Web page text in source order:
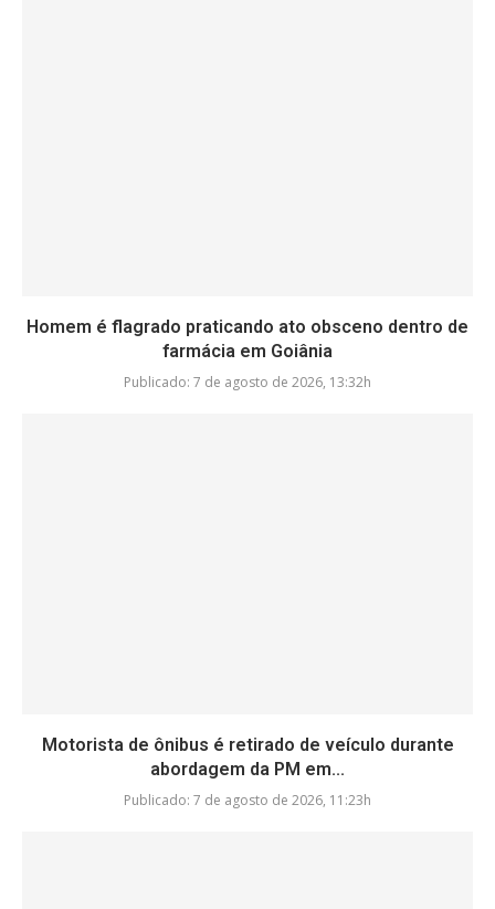
Homem é flagrado praticando ato obsceno dentro de
farmácia em Goiânia
Publicado: 7 de agosto de 2026, 13:32h
Motorista de ônibus é retirado de veículo durante
abordagem da PM em...
Publicado: 7 de agosto de 2026, 11:23h